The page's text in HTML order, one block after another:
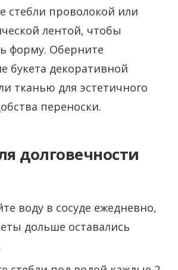
стебли проволокой или
лентой, чтобы
форму. Оберните
букета декоративной
тканью для эстетичного
переноски.
долговечности
воду в сосуде ежедневно,
дольше оставались